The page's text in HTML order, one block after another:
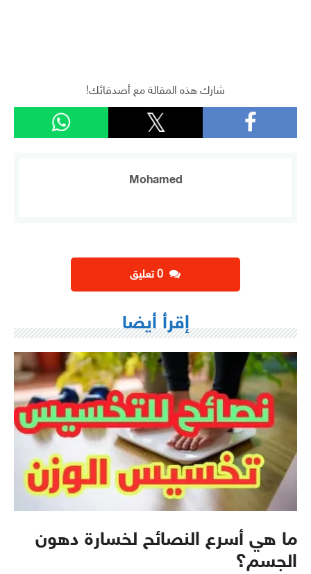
شارك هذه المقالة مع أصدقائك!
Mohamed
إقرأ أيضا
ما هي أسرع النصائح لخسارة دهون
الجسم؟